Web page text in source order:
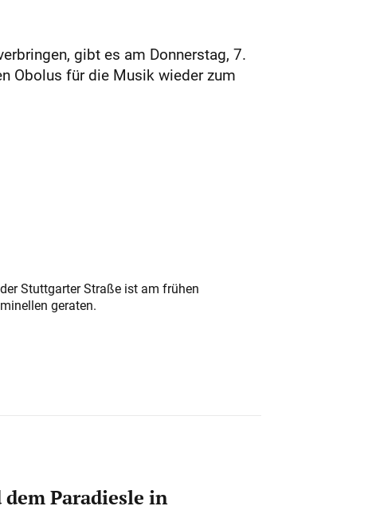
gibt es am Donnerstag, 7.
Obolus für die Musik wieder zum
Stuttgarter Straße ist am frühen
geraten.
Paradiesle in